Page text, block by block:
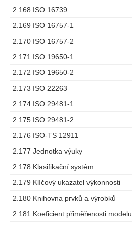
2.168 ISO 16739
2.169 ISO 16757-1
2.170 ISO 16757-2
2.171 ISO 19650-1
2.172 ISO 19650-2
2.173 ISO 22263
2.174 ISO 29481-1
2.175 ISO 29481-2
2.176 ISO-TS 12911
2.177 Jednotka výuky
2.178 Klasifikační systém
2.179 Klíčový ukazatel výkonnosti
2.180 Knihovna prvků a výrobků
2.181 Koeficient přiměřenosti modelu